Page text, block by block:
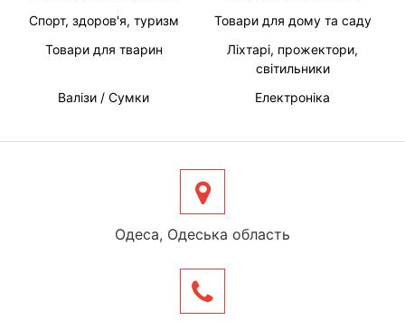
Спорт, здоров'я, туризм
Товари для дому та саду
Товари для тварин
Ліхтарі, прожектори,
світильники
Валізи / Сумки
Електроніка
Одеса, Одеська область